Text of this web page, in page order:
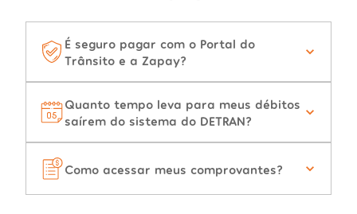
É seguro pagar com o Portal do
Trânsito e a Zapay?
Quanto tempo leva para meus débitos
saírem do sistema do DETRAN?
Como acessar meus comprovantes?